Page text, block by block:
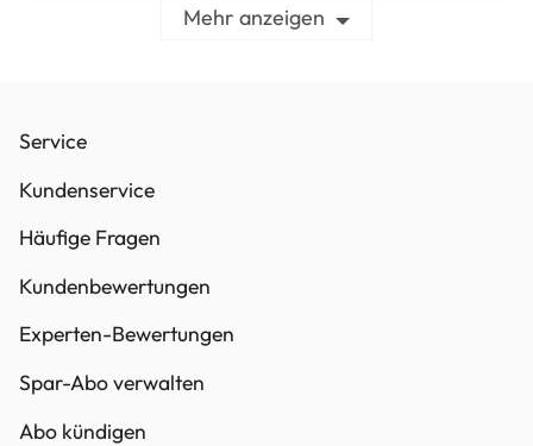
Mehr anzeigen
Service
Kundenservice
Häufige Fragen
Kundenbewertungen
Experten-Bewertungen
Spar-Abo verwalten
Abo kündigen